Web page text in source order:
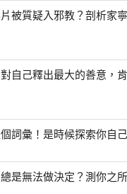
片被質疑入邪教？剖析家
自己釋出最大的善意，
詞彙！是時候探索你自
總是無法做決定？測你之